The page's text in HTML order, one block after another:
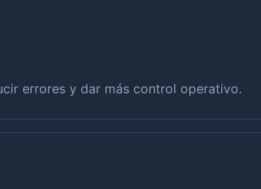
errores y dar más control operativo.